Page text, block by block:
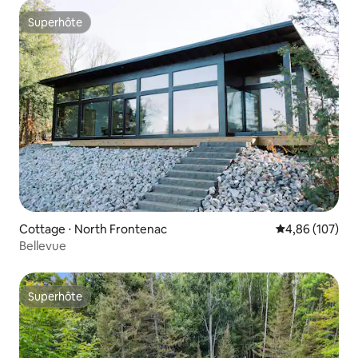
Superhôte
Superhôte
Cottage ⋅ North Frontenac Évaluation
4,86 (107)
Bellevue
Superhôte
Superhôte